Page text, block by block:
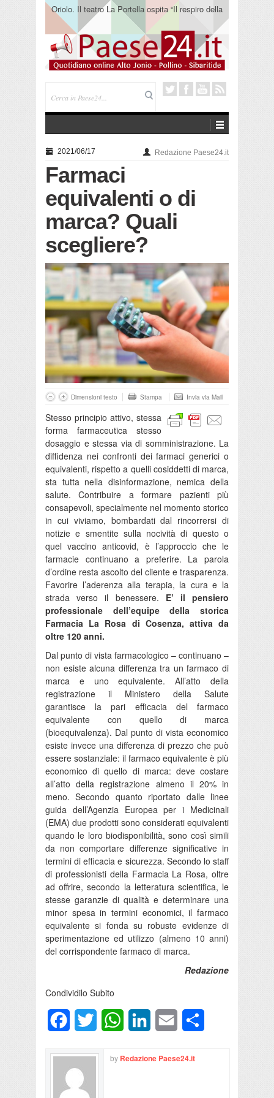
Oriolo. Il teatro La Portella ospita “Il respiro della
terra” del collettivo 365
2021/06/17 Redazione Paese24.it
Farmaci
equivalenti o di
marca? Quali
scegliere?
Dimensioni testo Stampa Invia via Mail
Stesso principio attivo, stessa
forma farmaceutica stesso
dosaggio e stessa via di somministrazione. La
diffidenza nei confronti dei farmaci generici o
equivalenti, rispetto a quelli cosiddetti di marca,
sta tutta nella disinformazione, nemica della
salute. Contribuire a formare pazienti più
consapevoli, specialmente nel momento storico
in cui viviamo, bombardati dal rincorrersi di
notizie e smentite sulla nocività di questo o
quel vaccino anticovid, è l’approccio che le
farmacie continuano a preferire. La parola
d’ordine resta ascolto del cliente e trasparenza.
Favorire l’aderenza alla terapia, la cura e la
strada verso il benessere. E’ il pensiero
professionale dell’equipe della storica
Farmacia La Rosa di Cosenza, attiva da
oltre 120 anni.
Dal punto di vista farmacologico – continuano –
non esiste alcuna differenza tra un farmaco di
marca e uno equivalente. All’atto della
registrazione il Ministero della Salute
garantisce la pari efficacia del farmaco
equivalente con quello di marca
(bioequivalenza). Dal punto di vista economico
esiste invece una differenza di prezzo che può
essere sostanziale: il farmaco equivalente è più
economico di quello di marca: deve costare
all’atto della registrazione almeno il 20% in
meno. Secondo quanto riportato dalle linee
guida dell’Agenzia Europea per i Medicinali
(EMA) due prodotti sono considerati equivalenti
quando le loro biodisponibilità, sono così simili
da non comportare differenze significative in
termini di efficacia e sicurezza. Secondo lo staff
di professionisti della Farmacia La Rosa, oltre
ad offrire, secondo la letteratura scientifica, le
stesse garanzie di qualità e determinare una
minor spesa in termini economici, il farmaco
equivalente si fonda su robuste evidenze di
sperimentazione ed utilizzo (almeno 10 anni)
del corrispondente farmaco di marca.
Redazione
Condividilo Subito
FacebookTwitter WhatsAppLinkedInEmail
by Redazione Paese24.it